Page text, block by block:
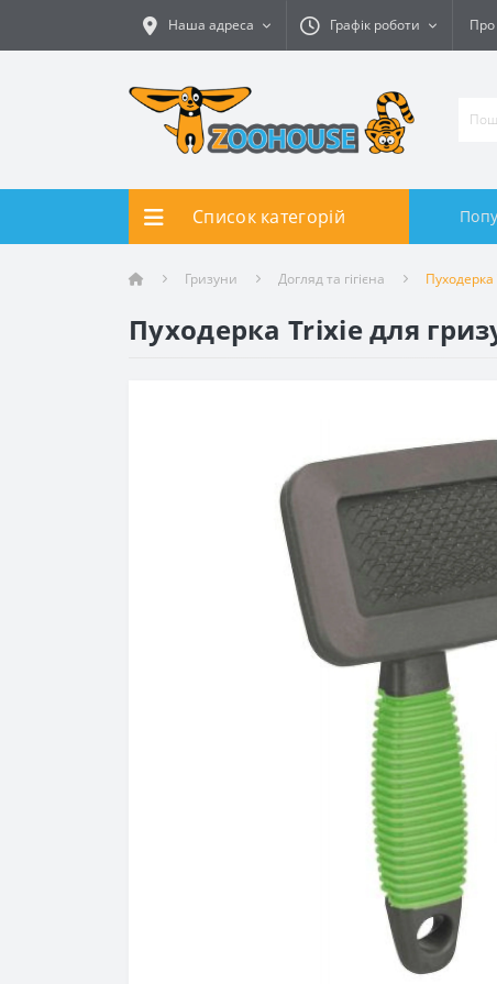
Наша адреса Графік роботи
Список категорій
Гризуни Догляд та гігієна Пуходерка
Пуходерка Trixie для